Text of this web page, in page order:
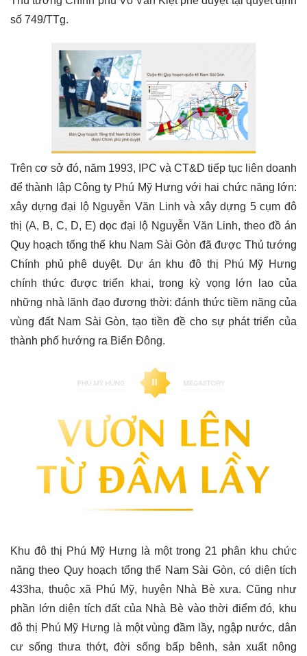
số 749/TTg.
Trên cơ sở đó, năm 1993, IPC và CT&D tiếp tục liên doanh
để thành lập Công ty Phú Mỹ Hưng với hai chức năng lớn:
xây dựng đại lộ Nguyễn Văn Linh và xây dựng 5 cụm đô
thị (A, B, C, D, E) dọc đại lộ Nguyễn Văn Linh, theo đồ án
Quy hoạch tổng thể khu Nam Sài Gòn đã được Thủ tướng
Chính phủ phê duyệt. Dự án khu đô thị Phú Mỹ Hưng
chính thức được triển khai, trong kỳ vọng lớn lao của
những nhà lãnh đạo đương thời: đánh thức tiềm năng của
vùng đất Nam Sài Gòn, tạo tiền đề cho sự phát triển của
thành phố hướng ra Biển Đông.
Khu đô thị Phú Mỹ Hưng là một trong 21 phân khu chức
năng theo Quy hoạch tổng thể Nam Sài Gòn, có diện tích
433ha, thuộc xã Phú Mỹ, huyện Nhà Bè xưa. Cũng như
phần lớn diện tích đất của Nhà Bè vào thời điểm đó, khu
đô thị Phú Mỹ Hưng là một vùng đầm lầy, ngập nước, dân
cư sống thưa thớt, đời sống bấp bênh, sản xuất nông